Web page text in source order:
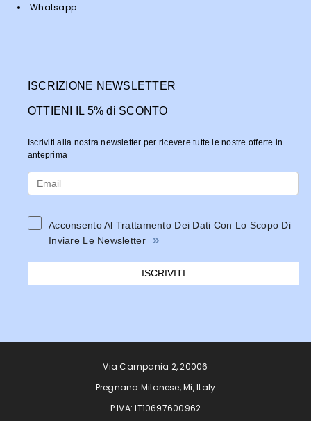
Whatsapp
ISCRIZIONE NEWSLETTER
OTTIENI IL 5% di SCONTO
Iscriviti alla nostra newsletter per ricevere tutte le nostre offerte in
anteprima
Acconsento Al Trattamento Dei Dati Con Lo Scopo Di
Inviare Le Newsletter
»
ISCRIVITI
Via Campania 2, 20006
Pregnana Milanese, Mi, Italy
P.IVA: IT10697600962